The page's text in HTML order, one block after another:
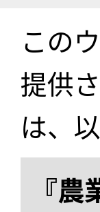
この
提供
は、
『